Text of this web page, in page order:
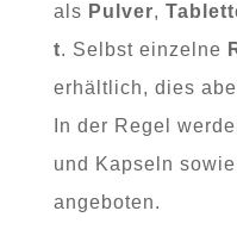
als Pulver,
t. Selbst einzelne
erhältlich, dies
In der Regel
und Kapseln
angeboten.